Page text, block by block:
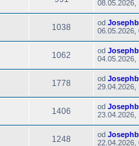
08.05.2026,
1038 od
06.05.2026,
1062 od
04.05.2026,
1778 od
29.04.2026,
1406 od
23.04.2026,
1248 od
22.04.2026,